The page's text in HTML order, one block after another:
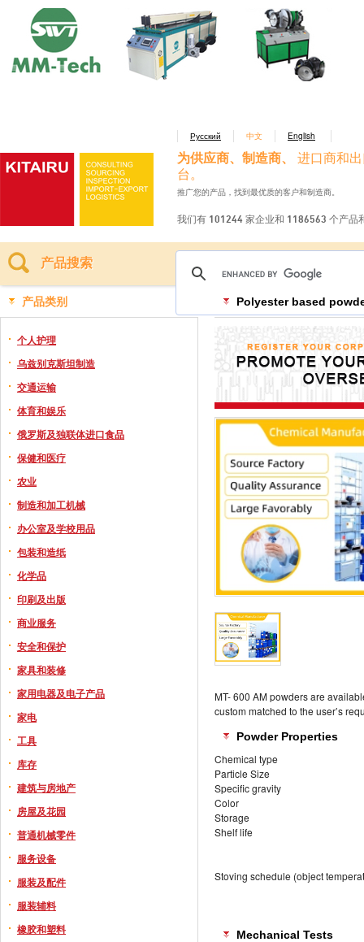
Русский 中文 English
为供应商、制造商、
进口商和
台。
推广您的产品，找到最优质的客户和制造商。
我们有 101244 家企业和 1186563 个产品
产品搜索
产品类别
个人护理
乌兹别克斯坦制造
交通运输
体育和娱乐
俄罗斯及独联体进口食品
保健和医疗
农业
制造和加工机械
办公室及学校用品
包装和造纸
化学品
印刷及出版
商业服务
安全和保护
家具和装修
家用电器及电子产品
家电
工具
库存
建筑与房地产
房屋及花园
普通机械零件
服务设备
服装及配件
服装辅料
橡胶和塑料
Polyester based
MT- 600 AM powders are
custom matched to the user’s
Powder Properties
Chemical type
Particle Size
Specific gravity
Color
Storage
Shelf life
Stoving schedule (object
Mechanical Tests